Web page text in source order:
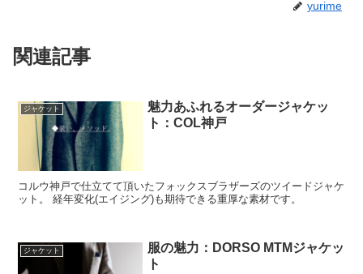
yurime
関連記事
ジャケット
魅力あふれるオーダージャケッ
ト：COL神戸
コルウ神戸で仕立てて頂いたフォックスブラザーズのツイードジャケ
ット。 経年変化(エイジング)も期待できる重厚な素材です。
ジャケット
服の魅力：DORSO MTMジャケッ
ト